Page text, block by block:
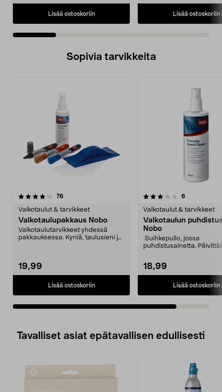
Lisää ostoskoriin Lisää ostoskoriin
Sopivia tarvikkeita
76arvostelut
Valkotaulut & tarvikkeet
Valkotaulupakkaus Nobo
Valkotaulutarvikkeet yhdessä
pakkauksessa. Kyniä, taulusieni ja
19,99
Lisää ostoskoriin
3.5viidestä
6arvostelut
Valkotaulut & tarvikkeet
Valkotaulun
Nobo
Suihkepullo, jossa
puhdistusainetta.
18,99
Lisää ostoskoriin
Tavalliset asiat epätavallisen edullisesti